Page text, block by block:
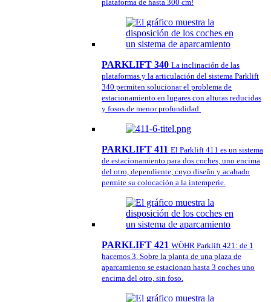
plataforma de hasta 300 cm!
PARKLIFT 340 La inclinación de las
plataformas y la articulación del sistema Parklift
340 permiten solucionar el problema de
estacionamiento en lugares con alturas reducidas
y fosos de menor profundidad.
PARKLIFT 411 El Parklift 411 es un sistema
de estacionamiento para dos coches, uno encima
del otro, dependiente, cuyo diseño y acabado
permite su colocación a la intemperie.
PARKLIFT 421 WÖHR Parklift 421: de 1
hacemos 3. Sobre la planta de una plaza de
aparcamiento se estacionan hasta 3 coches uno
encima del otro, sin foso.